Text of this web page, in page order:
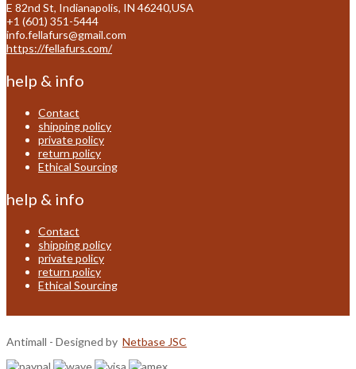
E 82nd St, Indianapolis, IN 46240,USA
+1 (601) 351-5444
info.fellafurs@gmail.com
https://fellafurs.com/
help & info
Contact
shipping policy
private policy
return policy
Ethical Sourcing
help & info
Contact
shipping policy
private policy
return policy
Ethical Sourcing
Antimall - Designed by Netbase JSC